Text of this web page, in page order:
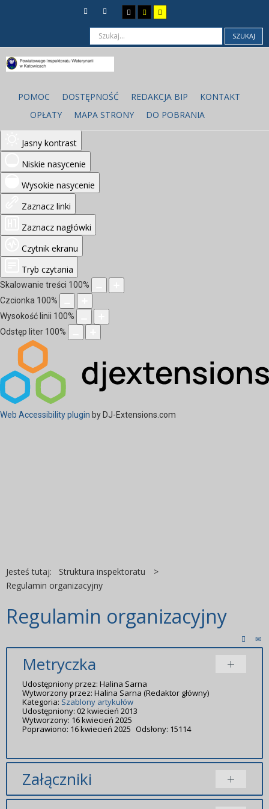
Monochromatyczny
Ciemny kontrast
Jasny kontrast
Niskie nasycenie
Wysokie nasycenie
Zaznacz linki
Zaznacz nagłówki
Czytnik ekranu
Tryb czytania
Skalowanie treści 100%
Czcionka 100%
Wysokość linii 100%
Odstęp liter 100%
Web Accessibility plugin by DJ-Extensions.com
SZUKAJ
POMOC DOSTĘPNOŚĆ REDAKCJA BIP
KONTAKT
OPŁATY
MAPA STRONY DO POBRANIA
Jesteś tutaj: Struktura inspektoratu
>
Regulamin organizacyjny
Regulamin organizacyjny
Metryczka
Udostępniony przez: Halina Sarna
Wytworzony przez: Halina Sarna (Redaktor główny)
Kategoria: Szablony artykułów
Udostępniony: 02 kwiecień 2013
Wytworzony: 16 kwiecień 2025
Poprawiono: 16 kwiecień 2025 Odsłony: 15114
Załączniki